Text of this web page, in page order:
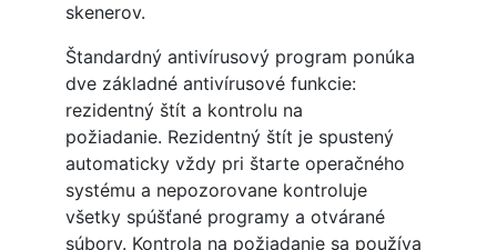
skenerov.
Štandardný antivírusový program ponúka
dve základné antivírusové funkcie:
rezidentný štít a kontrolu na
požiadanie. Rezidentný štít je spustený
automaticky vždy pri štarte operačného
systému a nepozorovane kontroluje
všetky spúšťané programy a otvárané
súbory. Kontrola na požiadanie sa používa